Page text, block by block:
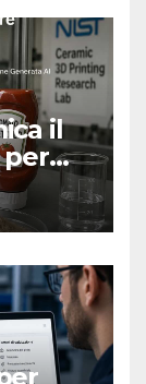
il
per